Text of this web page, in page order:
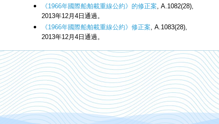
《1966年國際船舶載重線公約》的修正案 , A.1082(28),
2013年12月4日通過。
《1966年國際船舶載重線公約》修正案 , A.1083(28),
2013年12月4日通過。